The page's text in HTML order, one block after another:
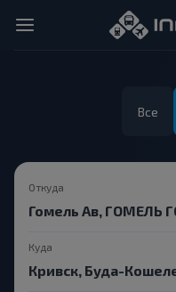
Все
Откуда
Куда